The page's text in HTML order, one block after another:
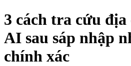
3 cách tra cứu
AI sau sáp nhập
chính xác